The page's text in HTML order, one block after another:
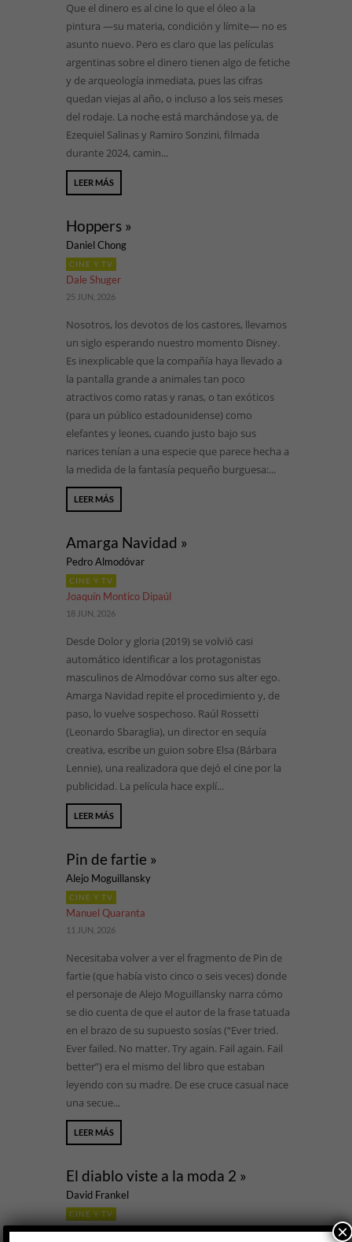
Que el dinero es al cine lo que el óleo a la
pintura —su materia, condición y límite— no es
asunto nuevo. Pero es claro que las películas
argentinas sobre el dinero tienen algo de fetiche
y de arqueología inmediata, pues las cifras
quedan viejas al año, o incluso a los seis meses
del rodaje. La noche está marchándose ya, de
Ezequiel Salinas y Ramiro Sonzini, filmada
durante 2024, camin...
LEER MÁS
Hoppers »
Daniel Chong
CINE Y TV
Dale Shuger
25 JUN, 2026
Nosotros, los devotos de los castores, llevamos
un siglo esperando nuestro momento Disney.
Es inexplicable que la compañía haya llevado a
la pantalla grande a animales tan poco
atractivos como ratas y ranas, o tan exóticos
(para un público estadounidense) como
elefantes y leones, cuando justo bajo sus
narices tenían a una especie que parece hecha a
la medida de la fantasía pequeño burguesa:...
LEER MÁS
Amarga Navidad »
Pedro Almodóvar
CINE Y TV
Joaquín Montico Dipaúl
18 JUN, 2026
Desde Dolor y gloria (2019) se volvió casi
automático identificar a los protagonistas
masculinos de Almodóvar como sus alter ego.
Amarga Navidad repite el procedimiento y, de
paso, lo vuelve sospechoso. Raúl Rossetti
(Leonardo Sbaraglia), un director en sequía
creativa, escribe un guion sobre Elsa (Bárbara
Lennie), una realizadora que dejó el cine por la
publicidad. La película hace explí...
LEER MÁS
Pin de fartie »
Alejo Moguillansky
CINE Y TV
Manuel Quaranta
11 JUN, 2026
Necesitaba volver a ver el fragmento de Pin de
fartie (que había visto cinco o seis veces) donde
el personaje de Alejo Moguillansky narra cómo
se dio cuenta de que el autor de la frase tatuada
en el brazo de su supuesto sosías (“Ever tried.
Ever failed. No matter. Try again. Fail again. Fail
better”) era el mismo del libro que estaban
leyendo con su madre. De ese cruce casual nace
una secue...
LEER MÁS
El diablo viste a la moda 2 »
David Frankel
CINE Y TV
Andrea Marone ×